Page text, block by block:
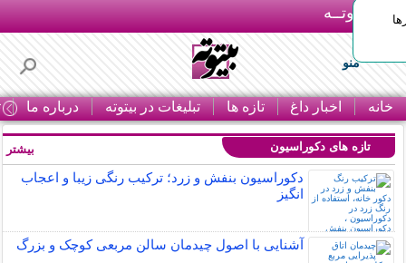
بـیتوتــه
منو
خانه اخبار داغ تازه ها تبلیغات در بیتوته درباره ما
تازه های دکوراسیون
دکوراسیون بنفش و زرد؛ ترکیب رنگی زیبا و اعجاب
انگیز
آشنایی با اصول چیدمان سالن مربعی کوچک و بزرگ
بیشتر